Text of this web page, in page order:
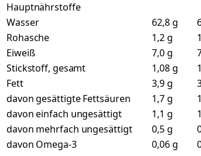
Hauptnährstoffe
Wasser
62,8 g
Rohasche
1,2 g
Eiweiß
7,0 g
Stickstoff, gesamt
1,08 g
Fett
3,9 g
davon gesättigte Fettsäuren
1,7 g
davon einfach ungesättigt
1,1 g
davon mehrfach ungesättigt
0,5 g
davon Omega-3
0,06 g